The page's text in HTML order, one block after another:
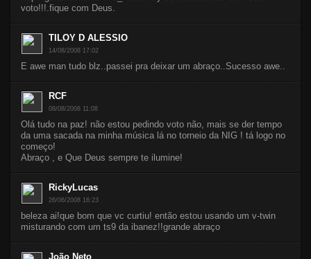
voto!!!.fique com Deus.
TILOY D ALESSIO
14/08/2008 17:02
E awe man tudo blz..passei pra deixar um abraço..Sucesso awe..
RCF
08/08/2008 11:08
Olá tudo na paz! não estou pedindo voto não, mais se der tempo
da uma sacada na minha música lá no torneio da NIG ! tá logo no
começo!
Abraço , e Que Deus sempre te ilumine!
RickyLucas
26/06/2008 16:23
beleza ai!que bom que vc curtiu! então estou usando um v-twin
misturando com um ts9 da ibanez!!grande abraço
João Neto